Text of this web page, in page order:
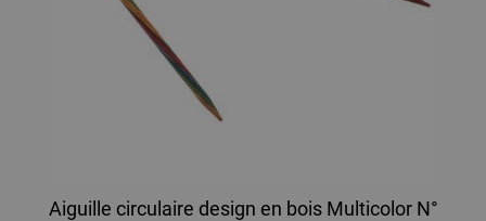
Aiguille circulaire design en bois Multicolor N°